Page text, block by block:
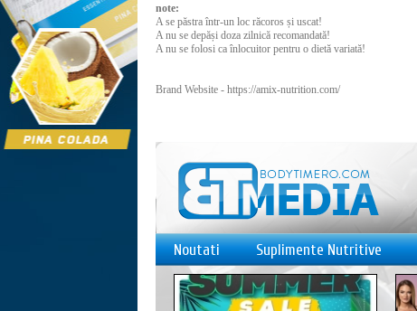
note:
A se păstra într-un loc răcoros și uscat!
A nu se depăși doza zilnică recomandată!
A nu se folosi ca înlocuitor pentru o dietă variată!
Brand Website - https://amix-nutrition.com/
Noutati Suplimente Nutritive